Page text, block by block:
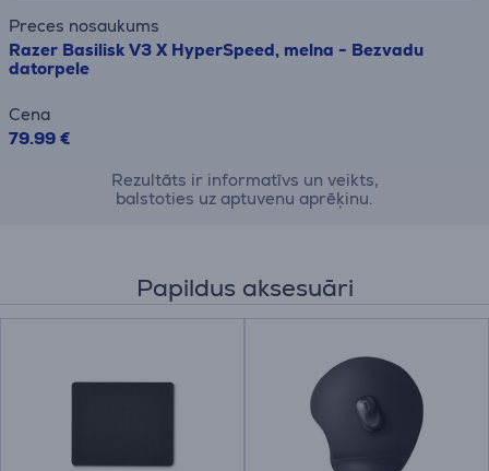
Preces nosaukums
Razer Basilisk V3 X HyperSpeed, melna - Bezvadu
datorpele
Cena
79.99 €
Rezultāts ir informatīvs un veikts,
balstoties uz aptuvenu aprēķinu.
Papildus aksesuāri